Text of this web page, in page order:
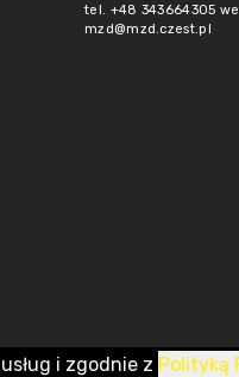
tel. +48 343664305
mzd@mzd.czest.pl
i zgodnie z Polityką